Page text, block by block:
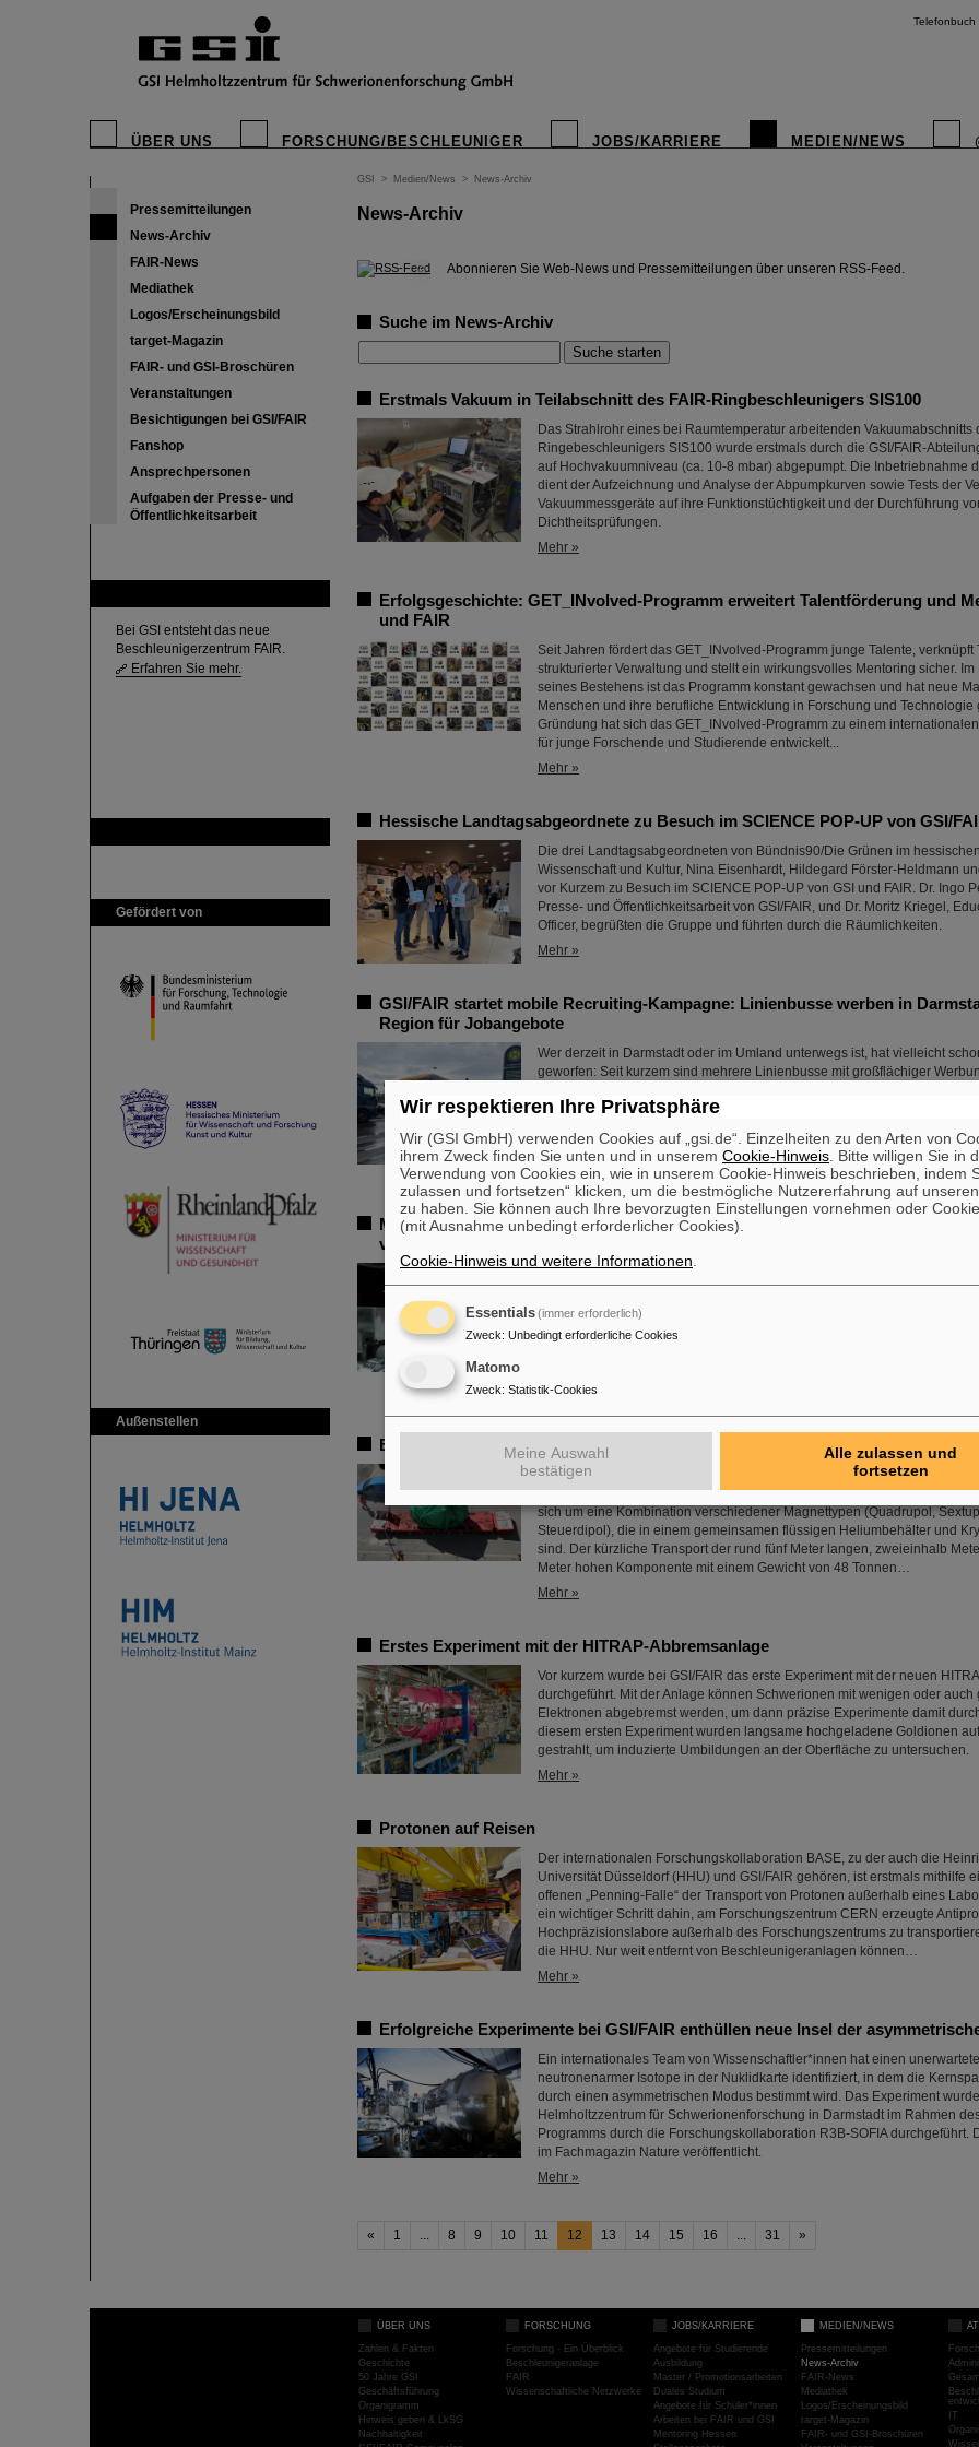
Telefonbuch
ÜBER UNS FORSCHUNG/BESCHLEUNIGER JOBS/KARRIERE MEDIEN/NEWS
Pressemitteilungen
News-Archiv
FAIR-News
Mediathek
Logos/Erscheinungsbild
target-Magazin
FAIR- und GSI-Broschüren
Veranstaltungen
Besichtigungen bei GSI/FAIR
Fanshop
Ansprechpersonen
Aufgaben der Presse- und
Öffentlichkeitsarbeit
Bei GSI entsteht das neue
Beschleunigerzentrum FAIR.
Erfahren Sie mehr.
Gefördert von
Außenstellen
GSI > Medien/News > News-Archiv
News-Archiv
© Abonnieren Sie Web-News und Pressemitteilungen über unseren RSS-Feed.
Suche im News-Archiv
Erstmals Vakuum in Teilabschnitt des FAIR-Ringbeschleunigers SIS100
Das Strahlrohr eines bei Raumtemperatur arbeitenden Vakuumabschnitts
Ringebeschleunigers SIS100 wurde erstmals durch die GSI/FAIR-
auf Hochvakuumniveau (ca. 10-8 mbar) abgepumpt. Die Inbetriebnahme
dient der Aufzeichnung und Analyse der Abpumpkurven sowie Tests der
Vakuummessgeräte auf ihre Funktionstüchtigkeit und der Durchführung
Dichtheitsprüfungen.
Mehr »
Erfolgsgeschichte: GET_INvolved-Programm erweitert Talentförderung und
und FAIR
Seit Jahren fördert das GET_INvolved-Programm junge Talente, verknüpft
strukturierter Verwaltung und stellt ein wirkungsvolles Mentoring sicher. Im
seines Bestehens ist das Programm konstant gewachsen und hat neue
Menschen und ihre berufliche Entwicklung in Forschung und Technologie
Gründung hat sich das GET_INvolved-Programm zu einem
für junge Forschende und Studierende entwickelt...
Mehr »
Hessische Landtagsabgeordnete zu Besuch im SCIENCE POP-UP von GSI/
Die drei Landtagsabgeordneten von Bündnis90/Die Grünen im
Wissenschaft und Kultur, Nina Eisenhardt, Hildegard Förster-Heldmann
vor Kurzem zu Besuch im SCIENCE POP-UP von GSI und FAIR. Dr. Ingo
Presse- und Öffentlichkeitsarbeit von GSI/FAIR, und Dr. Moritz Kriegel,
Officer, begrüßten die Gruppe und führten durch die Räumlichkeiten.
Mehr »
GSI/FAIR startet mobile Recruiting-Kampagne: Linienbusse werben in
Region für Jobangebote
Wer derzeit in Darmstadt oder im Umland unterwegs ist, hat vielleicht
geworfen: Seit kurzem sind mehrere Linienbusse mit großflächiger
FAIR unterwegs. Die auffällig gestalteten Fahrzeuge machen im täglichen
Raum, dort, wo viele Menschen unterwegs sind.
Mehr »
Millionenförderung des Bundesforschungsministeriums für „Fusionstalent“ –
von GSI/FAIR wird Nachwuchsgruppe leiten
Integration adaptiver Laserarchitektur) leiten. Dazu erhält er durch das
Forschung, Technologie und Raumfahrt eine Fördersumme von 2,8
Jahre im Rahmen des Programms „Fusionstalente“. Das ALADIN-Projekt
Mehr »
Erste Super-FRS-Komponente auf FAIR-Baufeld transportiert
Die erste Komponente des FAIR-Superfragmentseparators Super-FRS, ein
Multiplett-Magnet, ist auf das FAIR-Baufeld gebracht worden. Bei einem
sich um eine Kombination verschiedener Magnettypen (Quadrupol,
Steuerdipol), die in einem gemeinsamen flüssigen Heliumbehälter und
sind. Der kürzliche Transport der rund fünf Meter langen, zweieinhalb
Meter hohen Komponente mit einem Gewicht von 48 Tonnen…
Mehr »
Erstes Experiment mit der HITRAP-Abbremsanlage
Vor kurzem wurde bei GSI/FAIR das erste Experiment mit der neuen
durchgeführt. Mit der Anlage können Schwerionen mit wenigen oder auch
Elektronen abgebremst werden, um dann präzise Experimente damit
diesem ersten Experiment wurden langsame hochgeladene Goldionen
gestrahlt, um induzierte Umbildungen an der Oberfläche zu untersuchen.
Mehr »
Protonen auf Reisen
Der internationalen Forschungskollaboration BASE, zu der auch die
Universität Düsseldorf (HHU) und GSI/FAIR gehören, ist erstmals mithilfe
offenen „Penning-Falle“ der Transport von Protonen außerhalb eines
ein wichtiger Schritt dahin, am Forschungszentrum CERN erzeugte
Hochpräzisionslabore außerhalb des Forschungszentrums zu
die HHU. Nur weit entfernt von Beschleunigeranlagen können…
Mehr »
Erfolgreiche Experimente bei GSI/FAIR enthüllen neue Insel der
Ein internationales Team von Wissenschaftler*innen hat einen
neutronenarmer Isotope in der Nuklidkarte identifiziert, in dem die
durch einen asymmetrischen Modus bestimmt wird. Das Experiment wurde
Helmholtzzentrum für Schwerionenforschung in Darmstadt im Rahmen
Programms durch die Forschungskollaboration R3B-SOFIA durchgeführt.
im Fachmagazin Nature veröffentlicht.
Mehr »
« 1 ... 8 9 10 11 12 13 14 15 16 ... 31 »
ÜBER UNS
Zahlen & Fakten
Geschichte
50 Jahre GSI
Geschäftsführung
Organigramm
Hinweis geben & LkSG
Nachhaltigkeit
FORSCHUNG
Forschung - Ein Überblick
Beschleunigeranlage
FAIR
Wissenschaftliche Netzwerke
JOBS/KARRIERE
Angebote für Studierende
Ausbildung
Master / Promotionsarbeiten
Duales Studium
Angebote für Schüler*innen
Arbeiten bei FAIR und GSI
Mentoring Hessen
MEDIEN/NEWS
Pressemitteilungen
News-Archiv
FAIR-News
Mediathek
Logos/Erscheinungsbild
target-Magazin
FAIR- und GSI-Broschüren
IT
Wir respektieren Ihre Privatsphäre
Wir (GSI GmbH) verwenden Cookies auf „gsi.de“. Einzelheiten zu den Arten von
ihrem Zweck finden Sie unten und in unserem Cookie-Hinweis . Bitte willigen Sie in
Verwendung von Cookies ein, wie in unserem Cookie-Hinweis beschrieben, indem
zulassen und fortsetzen“ klicken, um die bestmögliche Nutzererfahrung auf
zu haben. Sie können auch Ihre bevorzugten Einstellungen vornehmen oder
(mit Ausnahme unbedingt erforderlicher Cookies).
Cookie-Hinweis und weitere Informationen
Essentials(immer erforderlich)
Zweck: Unbedingt erforderliche Cookies
Matomo
Zweck: Statistik-Cookies
Meine Auswahl
bestätigen
Alle zulassen und
fortsetzen